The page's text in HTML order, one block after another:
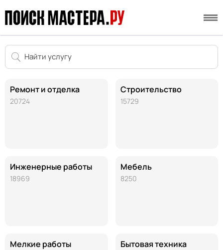
Ремонт и отделка
20724
Инженерные работы
18969
Мелкие работы
Строительство
15729
Мебель
8250
Бытовая техника